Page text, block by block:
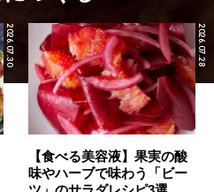
2026.07.30 2026.07.28
【食べる美容液】果実の酸
味やハーブで味わう「ビー